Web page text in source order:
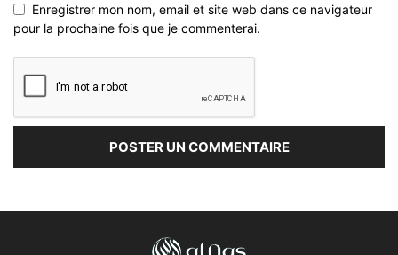
Enregistrer mon nom, email et site web dans ce navigateur
pour la prochaine fois que je commenterai.